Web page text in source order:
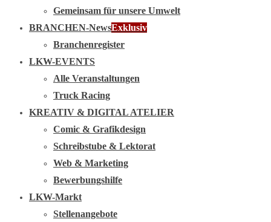
Gemeinsam für unsere Umwelt
BRANCHEN-NewsExklusiv
Branchenregister
LKW-EVENTS
Alle Veranstaltungen
Truck Racing
KREATIV & DIGITAL ATELIER
Comic & Grafikdesign
Schreibstube & Lektorat
Web & Marketing
Bewerbungshilfe
LKW-Markt
Stellenangebote